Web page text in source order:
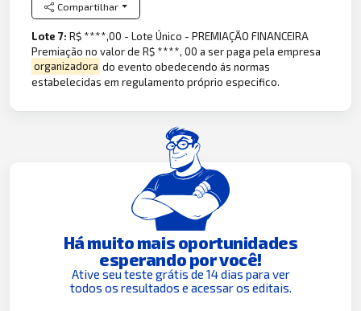
Compartilhar
Lote 7:R$ ****,00 - Lote Único - PREMIAÇÃO FINANCEIRA
Premiação no valor de R$ ****, 00 a ser paga pela empresa
organizadora do evento obedecendo ás normas
estabelecidas em regulamento próprio especifico.
Há muito mais oportunidades
esperando por você!
Ative seu teste grátis de 14 dias para ver
todos os resultados e acessar os editais.